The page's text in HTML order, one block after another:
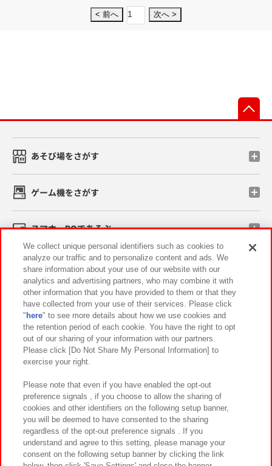
< 前へ 1 次へ >
あそび場をさがす
ゲーム機をさがす
スマホ・PCであそぶ
イベント・キャンペーン
関連会社 サステナビリティ サイトポリシー
プライバシーポリシー ウェブアクセシビリティ方針と検証結果
お取引先さまとともに
カスタマーハラスメント対応方針 よくあるご質問・お問い合わせ
We collect unique personal identifiers such as cookies to
analyze our traffic and to personalize content and ads. We
share information about your use of our website with our
analytics and advertising partners, who may combine it with
other information that you have provided to them or that they
have collected from your use of their services. Please click
" here" to see more details about how we use cookies and
the retention period of each cookie. You have the right to opt
out of our sharing of your information with our partners.
Please click [Do Not Share My Personal Information] to
exercise your right.
Please note that even if you have enabled the opt-out
preference signals , if you choose to allow the sharing of
cookies and other identifiers on the following setup banner,
you will be deemed to have consented to the sharing
regardless of the opt-out preference signals . If you
understand and agree to this setting, please manage your
consent on the following setup banner by clicking the link